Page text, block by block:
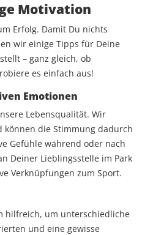
Motivation
Erfolg. Damit Du nichts
wir einige Tipps für Deine
– ganz gleich, ob
es einfach aus!
Emotionen
Lebensqualität. Wir
können die Stimmung dadurch
Gefühle während oder nach
Deiner Lieblingsstelle im Park
Verknüpfungen zum Sport.
hilfreich, um unterschiedliche
und eine gewisse